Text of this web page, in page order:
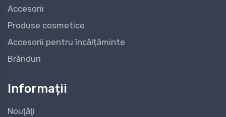
Accesorii
Produse cosmetice
Accesorii pentru încălțăminte
Brănduri
Informații
Nouţăţi